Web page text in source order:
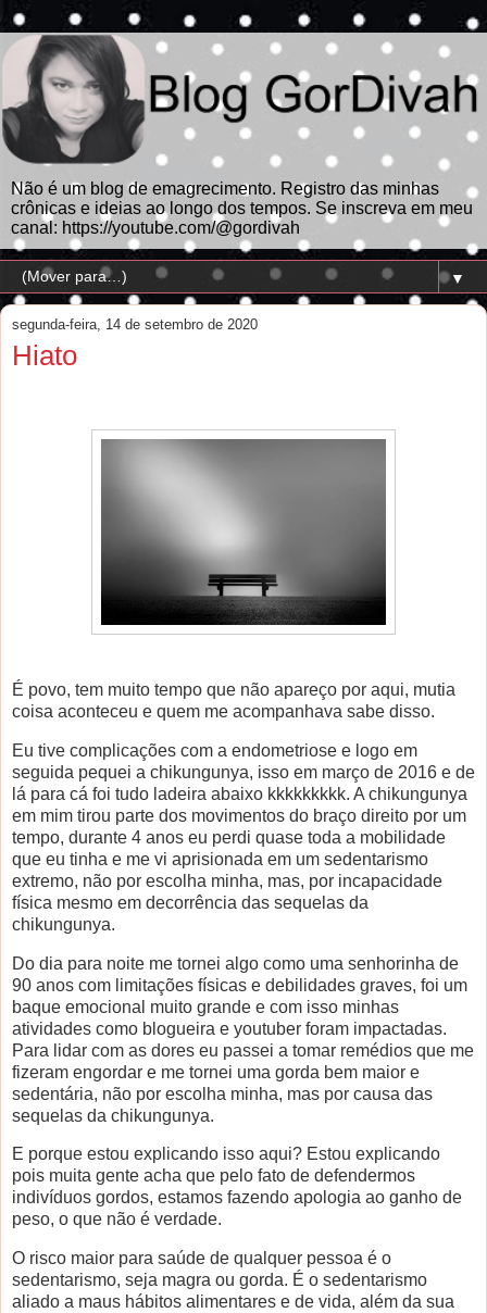
Não é um blog de emagrecimento. Registro das minhas
crônicas e ideias ao longo dos tempos. Se inscreva em meu
canal: https://youtube.com/@gordivah
▼
segunda-feira, 14 de setembro de 2020
Hiato
É povo, tem muito tempo que não apareço por aqui, mutia
coisa aconteceu e quem me acompanhava sabe disso.
Eu tive complicações com a endometriose e logo em
seguida pequei a chikungunya, isso em março de 2016 e de
lá para cá foi tudo ladeira abaixo kkkkkkkkk. A chikungunya
em mim tirou parte dos movimentos do braço direito por um
tempo, durante 4 anos eu perdi quase toda a mobilidade
que eu tinha e me vi aprisionada em um sedentarismo
extremo, não por escolha minha, mas, por incapacidade
física mesmo em decorrência das sequelas da
chikungunya.
Do dia para noite me tornei algo como uma senhorinha de
90 anos com limitações físicas e debilidades graves, foi um
baque emocional muito grande e com isso minhas
atividades como blogueira e youtuber foram impactadas.
Para lidar com as dores eu passei a tomar remédios que me
fizeram engordar e me tornei uma gorda bem maior e
sedentária, não por escolha minha, mas por causa das
sequelas da chikungunya.
E porque estou explicando isso aqui? Estou explicando
pois muita gente acha que pelo fato de defendermos
indivíduos gordos, estamos fazendo apologia ao ganho de
peso, o que não é verdade.
O risco maior para saúde de qualquer pessoa é o
sedentarismo, seja magra ou gorda. É o sedentarismo
aliado a maus hábitos alimentares e de vida, além da sua